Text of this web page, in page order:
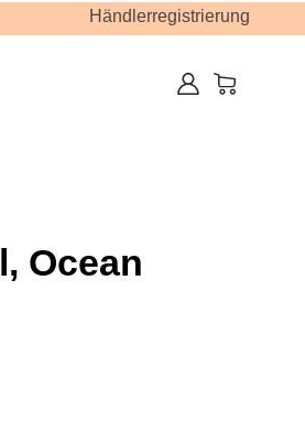
Händlerregistrierung
Ocean